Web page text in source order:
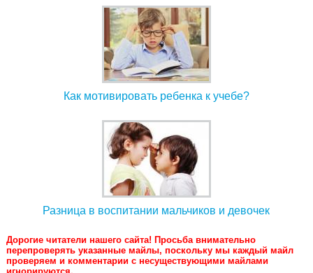
Как мотивировать ребенка к учебе?
Разница в воспитании мальчиков и девочек
Дорогие читатели нашего сайта! Просьба внимательно
перепроверять указанные майлы, поскольку мы каждый майл
проверяем и комментарии с несуществующими майлами